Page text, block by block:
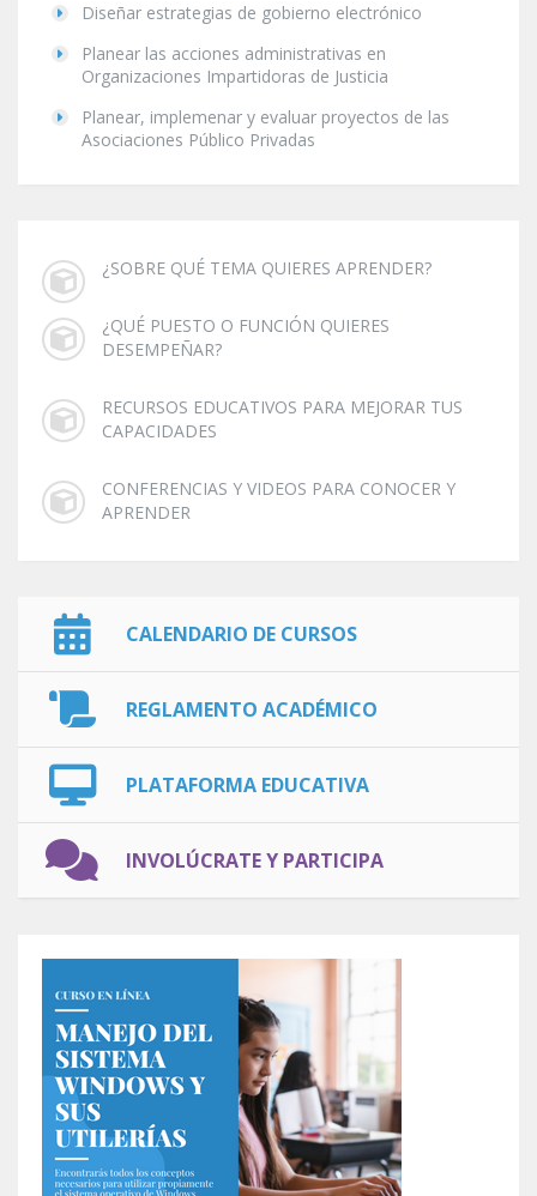
Diseñar estrategias de gobierno electrónico
Planear las acciones administrativas en
Organizaciones Impartidoras de Justicia
Planear, implemenar y evaluar proyectos de las
Asociaciones Público Privadas
¿SOBRE QUÉ TEMA QUIERES APRENDER?
¿QUÉ PUESTO O FUNCIÓN QUIERES
DESEMPEÑAR?
RECURSOS EDUCATIVOS PARA MEJORAR TUS
CAPACIDADES
CONFERENCIAS Y VIDEOS PARA CONOCER Y
APRENDER
CALENDARIO DE CURSOS
REGLAMENTO ACADÉMICO
PLATAFORMA EDUCATIVA
INVOLÚCRATE Y PARTICIPA